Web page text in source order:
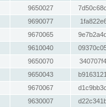
9650027
9690077
9670065
9610040
9650070
9650043
9670067
9630007